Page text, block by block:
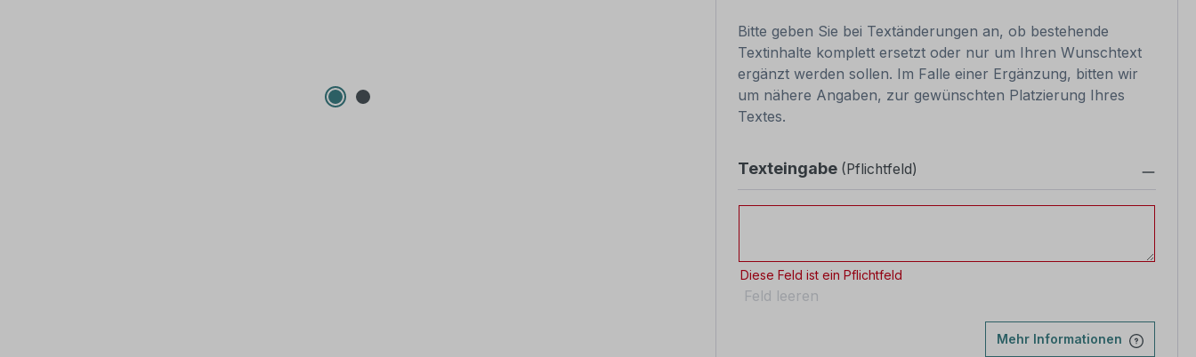
Bitte geben Sie bei Textänderungen an, ob bestehende
Textinhalte komplett ersetzt oder nur um Ihren Wunschtext
ergänzt werden sollen. Im Falle einer Ergänzung, bitten wir
um nähere Angaben, zur gewünschten Platzierung Ihres
Textes.
Texteingabe (Pflichtfeld)
Diese Feld ist ein Pflichtfeld
Feld leeren
Mehr Informationen